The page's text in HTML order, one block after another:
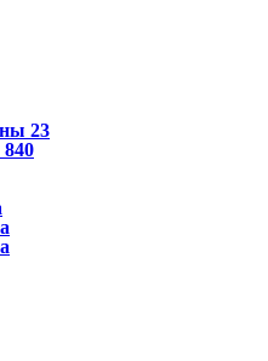
23
840